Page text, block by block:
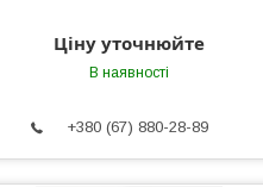
Ціну уточнюйте
В наявності
+380 (67) 880-28-89